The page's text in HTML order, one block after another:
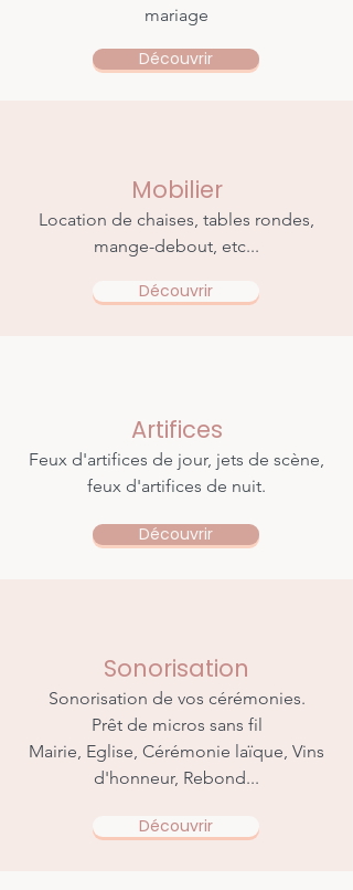
mariage
Découvrir
Mobilier
Location de chaises, tables rondes,
mange-debout, etc...
Découvrir
Artifices
Feux d'artifices de jour, jets de scène,
feux d'artifices de nuit.
Découvrir
Sonorisation
Sonorisation de vos cérémonies.
Prêt de micros sans fil
Mairie, Eglise, Cérémonie laïque, Vins
d'honneur, Rebond...
Découvrir